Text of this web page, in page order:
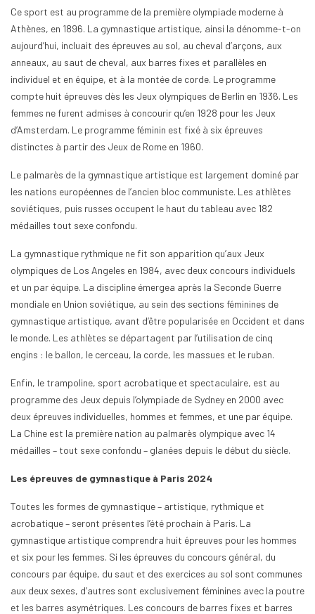
Ce sport est au programme de la première olympiade moderne à
Athènes, en 1896. La gymnastique artistique, ainsi la dénomme-t-on
aujourd’hui, incluait des épreuves au sol, au cheval d’arçons, aux
anneaux, au saut de cheval, aux barres fixes et parallèles en
individuel et en équipe, et à la montée de corde. Le programme
compte huit épreuves dès les Jeux olympiques de Berlin en 1936. Les
femmes ne furent admises à concourir qu’en 1928 pour les Jeux
d’Amsterdam. Le programme féminin est fixé à six épreuves
distinctes à partir des Jeux de Rome en 1960.
Le palmarès de la gymnastique artistique est largement dominé par
les nations européennes de l’ancien bloc communiste. Les athlètes
soviétiques, puis russes occupent le haut du tableau avec 182
médailles tout sexe confondu.
La gymnastique rythmique ne fit son apparition qu’aux Jeux
olympiques de Los Angeles en 1984, avec deux concours individuels
et un par équipe. La discipline émergea après la Seconde Guerre
mondiale en Union soviétique, au sein des sections féminines de
gymnastique artistique, avant d’être popularisée en Occident et dans
le monde. Les athlètes se départagent par l’utilisation de cinq
engins : le ballon, le cerceau, la corde, les massues et le ruban.
Enfin, le trampoline, sport acrobatique et spectaculaire, est au
programme des Jeux depuis l’olympiade de Sydney en 2000 avec
deux épreuves individuelles, hommes et femmes, et une par équipe.
La Chine est la première nation au palmarès olympique avec 14
médailles – tout sexe confondu – glanées depuis le début du siècle.
Les épreuves de gymnastique à Paris 2024
Toutes les formes de gymnastique – artistique, rythmique et
acrobatique – seront présentes l’été prochain à Paris. La
gymnastique artistique comprendra huit épreuves pour les hommes
et six pour les femmes. Si les épreuves du concours général, du
concours par équipe, du saut et des exercices au sol sont communes
aux deux sexes, d’autres sont exclusivement féminines avec la poutre
et les barres asymétriques. Les concours de barres fixes et barres